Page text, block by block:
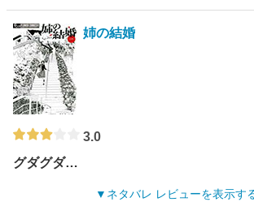
姉の結婚
3.0
グダグダ…
ネタバレ レビューを表示す